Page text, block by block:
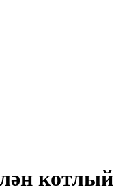
котлый